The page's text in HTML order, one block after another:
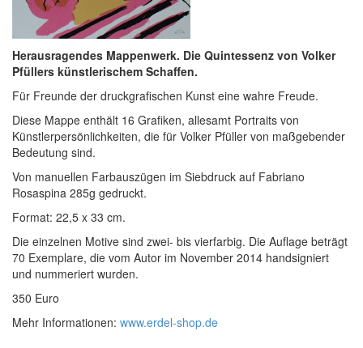
Herausragendes Mappenwerk. Die Quintessenz von Volker
Pfüllers künstlerischem Schaffen.
Für Freunde der druckgrafischen Kunst eine wahre Freude.
Diese Mappe enthält 16 Grafiken, allesamt Portraits von
Künstlerpersönlichkeiten, die für Volker Pfüller von maßgebender
Bedeutung sind.
Von manuellen Farbauszügen im Siebdruck auf Fabriano
Rosaspina 285g gedruckt.
Format: 22,5 x 33 cm.
Die einzelnen Motive sind zwei- bis vierfarbig. Die Auflage beträgt
70 Exemplare, die vom Autor im November 2014 handsigniert
und nummeriert wurden.
350 Euro
Mehr Informationen: www.erdel-shop.de